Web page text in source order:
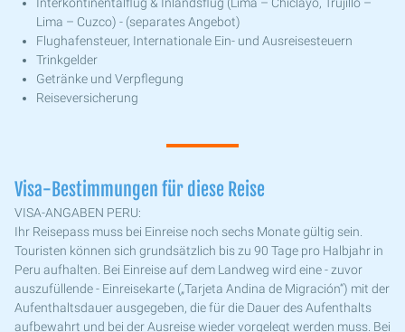
Lima – Cuzco) - (separates Angebot)
Flughafensteuer, Internationale Ein- und Ausreisesteuern
Trinkgelder
Getränke und Verpflegung
Reiseversicherung
Visa-Bestimmungen für diese Reise
VISA-ANGABEN PERU:
Ihr Reisepass muss bei Einreise noch sechs Monate gültig sein.
Touristen können sich grundsätzlich bis zu 90 Tage pro Halbjahr in
Peru aufhalten. Bei Einreise auf dem Landweg wird eine - zuvor
auszufüllende - Einreisekarte („Tarjeta Andina de Migración“) mit der
Aufenthaltsdauer ausgegeben, die für die Dauer des Aufenthalts
aufbewahrt und bei der Ausreise wieder vorgelegt werden muss. Bei